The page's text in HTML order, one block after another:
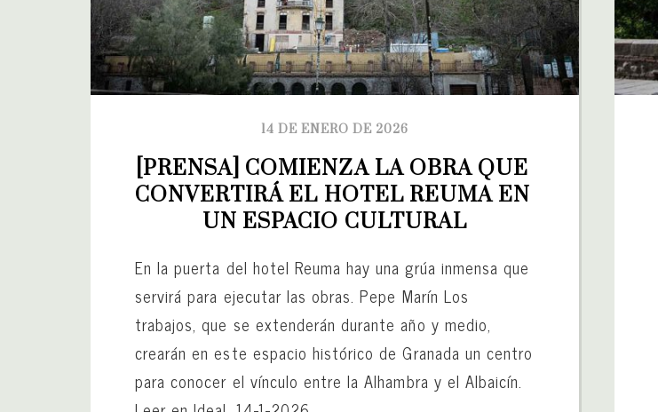
14 DE ENERO DE 2026
[PRENSA] COMIENZA LA OBRA QUE
CONVERTIRÁ EL HOTEL REUMA EN
UN ESPACIO CULTURAL
En la puerta del hotel Reuma hay una grúa inmensa que
servirá para ejecutar las obras. Pepe Marín Los
trabajos, que se extenderán durante año y medio,
crearán en este espacio histórico de Granada un centro
para conocer el vínculo entre la Alhambra y el Albaicín.